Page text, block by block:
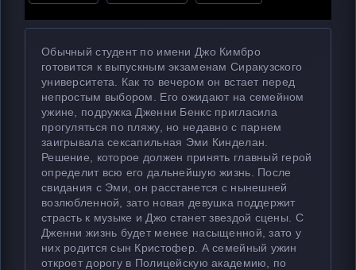
Обычный студент по имени Джо Кимбро
готовится к выпускным экзаменам Сиракузского
университета. Как то вечером он встает перед
непростым выбором. Его ожидают на семейном
ужине, подружка Дженни Бенкс пригласила
прогуляться по пляжу, но недавно с парнем
заигрывала сексапильная Эми Кинделан.
Решение, которое должен принять главный герой
определит всю его дальнейшую жизнь. После
свидания с Эми, он расстанется с нынешней
возлюбленной, зато новая девушка поддержит
страсть к музыке и Джо станет звездой сцены. С
Дженни жизнь будет менее насыщенной, зато у
них родится сын Кристофер. А семейный ужин
откроет дорогу в Полицейскую академию, по